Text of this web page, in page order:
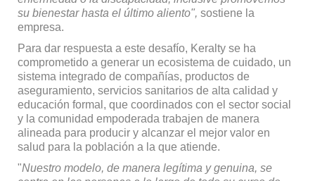
su bienestar hasta el último aliento", sostiene la
empresa.
Para dar respuesta a este de­safío, Keralty se ha
comprome­tido a generar un ecosistema de cuidado, un
sistema integrado de compañías, productos de
asegura­miento, servicios sanitarios de alta calidad y
educación formal, que coordinados con el sector social
y la comunidad empoderada trabajen de manera
alineada para producir y alcanzar el mejor valor en
salud para la población a la que atiende.
"Nuestro modelo, de manera legítima y genuina, se